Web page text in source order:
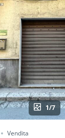
1/7
Vendita